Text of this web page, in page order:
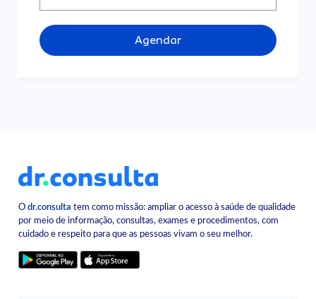
Agendar
Odr.consulta tem como missão: ampliar o acesso à saúde de qualidade
por meio de informação, consultas, exames e procedimentos, com
cuidado e respeito para que as pessoas vivam o seu melhor.